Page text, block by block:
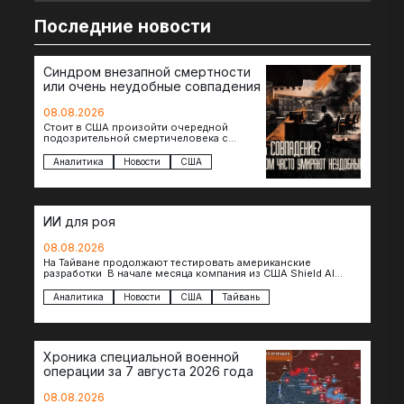
Последние новости
Синдром внезапной смертности
или очень неудобные совпадения
08.08.2026
Стоит в США произойти очередной
подозрительной смертичеловека с
как официальные версии снова
оказываются удивительно похожими:
Аналитика Новости США
ИИ для роя
08.08.2026
На Тайване продолжают тестировать американские
разработки В начале месяца компания из США Shield AI
Аналитика Новости США Тайвань
Хроника специальной военной
операции за 7 августа 2026 года
08.08.2026